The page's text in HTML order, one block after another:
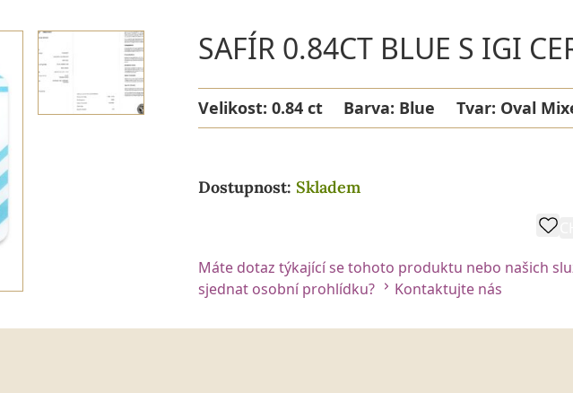
SAFÍR 0.84CT BLUE S IGI
Velikost: 0.84 ct Barva: Blue Tvar: Oval
Dostupnost: Skladem
Máte dotaz týkající se tohoto produktu nebo našich
sjednat osobní prohlídku?
Kontaktujte nás